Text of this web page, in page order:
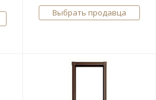
Выбрать продавца